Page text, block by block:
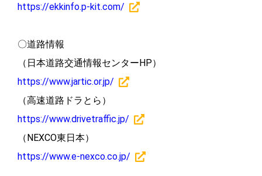
https://ekkinfo.p-kit.com/
〇道路情報
（日本道路交通情報センターHP）
https://www.jartic.or.jp/
（高速道路ドラとら）
https://www.drivetraffic.jp/
（NEXCO東日本）
https://www.e-nexco.co.jp/